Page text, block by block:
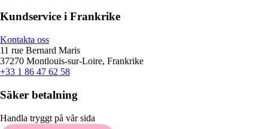
Kundservice i Frankrike
Kontakta oss
11 rue Bernard Maris
37270 Montlouis-sur-Loire, Frankrike
+33 1 86 47 62 58
Säker betalning
Handla tryggt på vår sida